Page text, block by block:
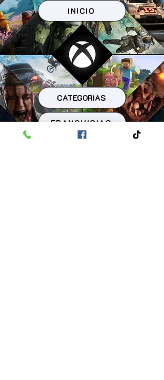
INICIO
CATEGORIAS
FRANQUICIAS